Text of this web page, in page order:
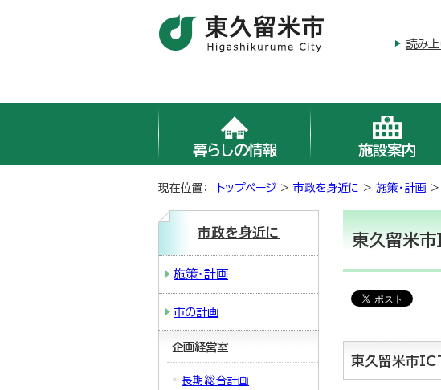
読み
暮らしの情報 施設案内
現在位置： トップページ > 市政を身近に > 施策・計画 >
東久留米
東久留米市
市政を身近に
施策・計画
市の計画
企画経営室
長期総合計画